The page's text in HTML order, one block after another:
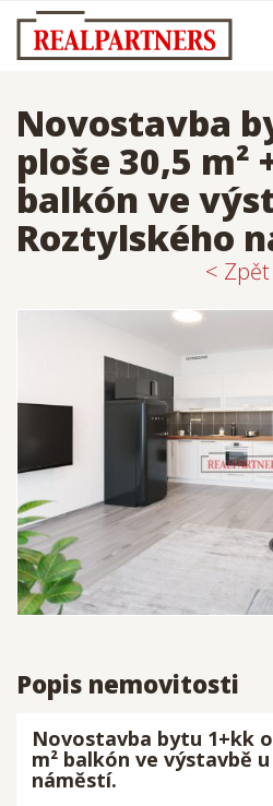
Novostavba
ploše 30,5 m²
balkón ve
Roztylského
<
Popis nemovitosti
Novostavba bytu 1+kk o
m² balkón ve výstavbě
náměstí.